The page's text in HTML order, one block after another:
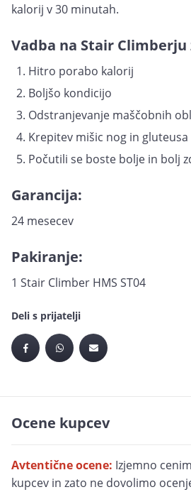
kalorij v 30 minutah.
Vadba na Stair Climberju
Hitro porabo kalorij
Boljšo kondicijo
Odstranjevanje maščobnih
Krepitev mišic nog in gluteusa
Počutili se boste bolje in bolj
Garancija:
24 mesecev
Pakiranje:
1 Stair Climber HMS ST04
Deli s prijatelji
Ocene kupcev
Avtentične ocene: Izjemno
kupcev in zato ne dovolimo